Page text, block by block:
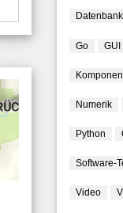
Go GUI
Numerik
Python
Software-
Video